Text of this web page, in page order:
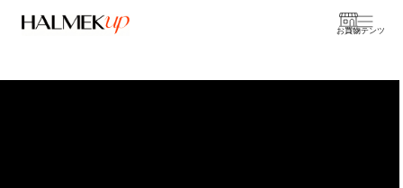
お買物
コンテンツ